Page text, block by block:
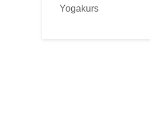
Yogakurs